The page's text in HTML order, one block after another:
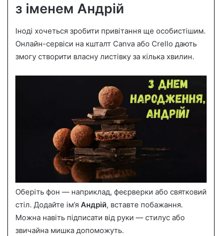
з іменем Андрій
Іноді хочеться зробити привітання ще особистішим.
Онлайн-сервіси на кшталт Canva або Crello дають
змогу створити власну листівку за кілька хвилин.
Оберіть фон — наприклад, феєрверки або святковий
стіл. Додайте ім’я Андрій, вставте побажання.
Можна навіть підписати від руки — стилус або
звичайна мишка допоможуть.